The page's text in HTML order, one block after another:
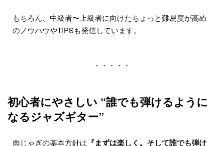
もちろん、中級者〜上級者に向けたちょっと難易度が高め
のノウハウやTIPSも発信しています。
・・・・・
初心者にやさしい “誰でも弾けるように
なるジャズギター”
肉じゃぎの基本方針は 『まずは楽しく。そして誰でも弾け